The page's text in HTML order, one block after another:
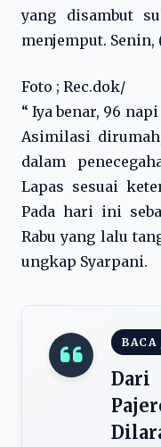
yang disambut
menjemput. Senin,
Foto ; Rec.dok/
“ Iya benar, 96
Asimilasi
dalam
Lapas sesuai
Pada hari ini
Rabu yang lalu
ungkap Syarpani.
BACA